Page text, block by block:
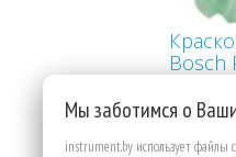
Bosch
Мы заботимся о
instrument.by использует файлы